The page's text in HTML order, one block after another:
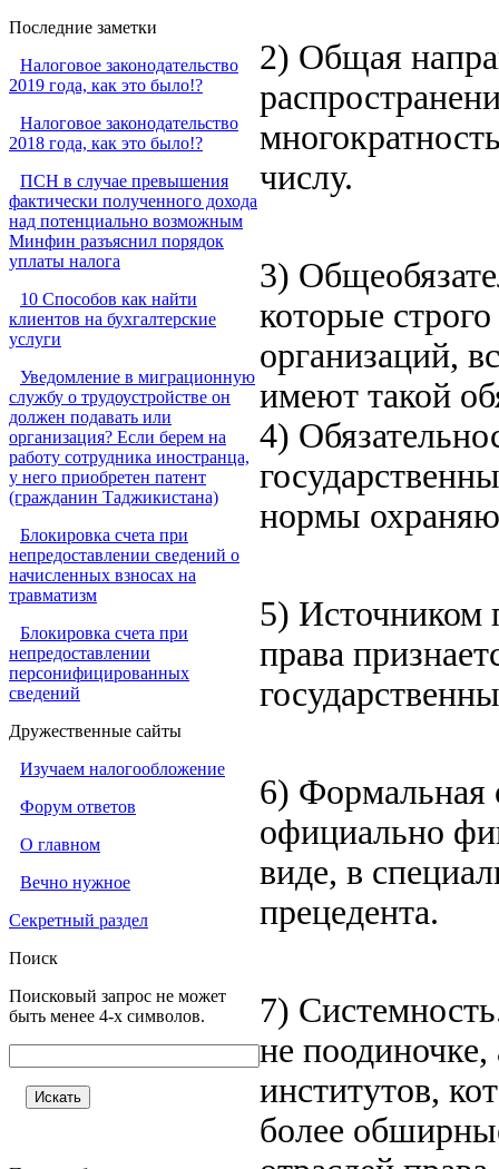
Последние заметки
Налоговое законодательство
2019 года, как это было!?
Налоговое законодательство
2018 года, как это было!?
ПСН в случае превышения
фактически полученного дохода
над потенциально возможным
Минфин разъяснил порядок
уплаты налога
10 Способов как найти
клиентов на бухгалтерские
услуги
Уведомление в миграционную
службу о трудоустройстве он
должен подавать или
организация? Если берем на
работу сотрудника иностранца,
у него приобретен патент
(гражданин Таджикистана)
Блокировка счета при
непредоставлении сведений о
начисленных взносах на
травматизм
Блокировка счета при
непредоставлении
персонифицированных
сведений
Дружественные сайты
Изучаем налогообложение
Форум ответов
О главном
Вечно нужное
Секретный раздел
Поиск
Поисковый запрос не может
быть менее 4-х символов.
2) Общая
числу.
3)
которые
организаций,
имеют такой
4)
нормы
5) Источником
права
6) Формальная
официально
виде, в
прецедента.
7)
не
институтов,
более